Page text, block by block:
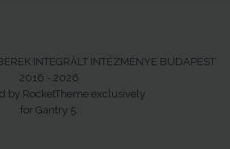
INTEGRÁLT INTÉZMÉNYE BUDAPEST
2016 - 2026
by RocketTheme exclusively
for Gantry 5.